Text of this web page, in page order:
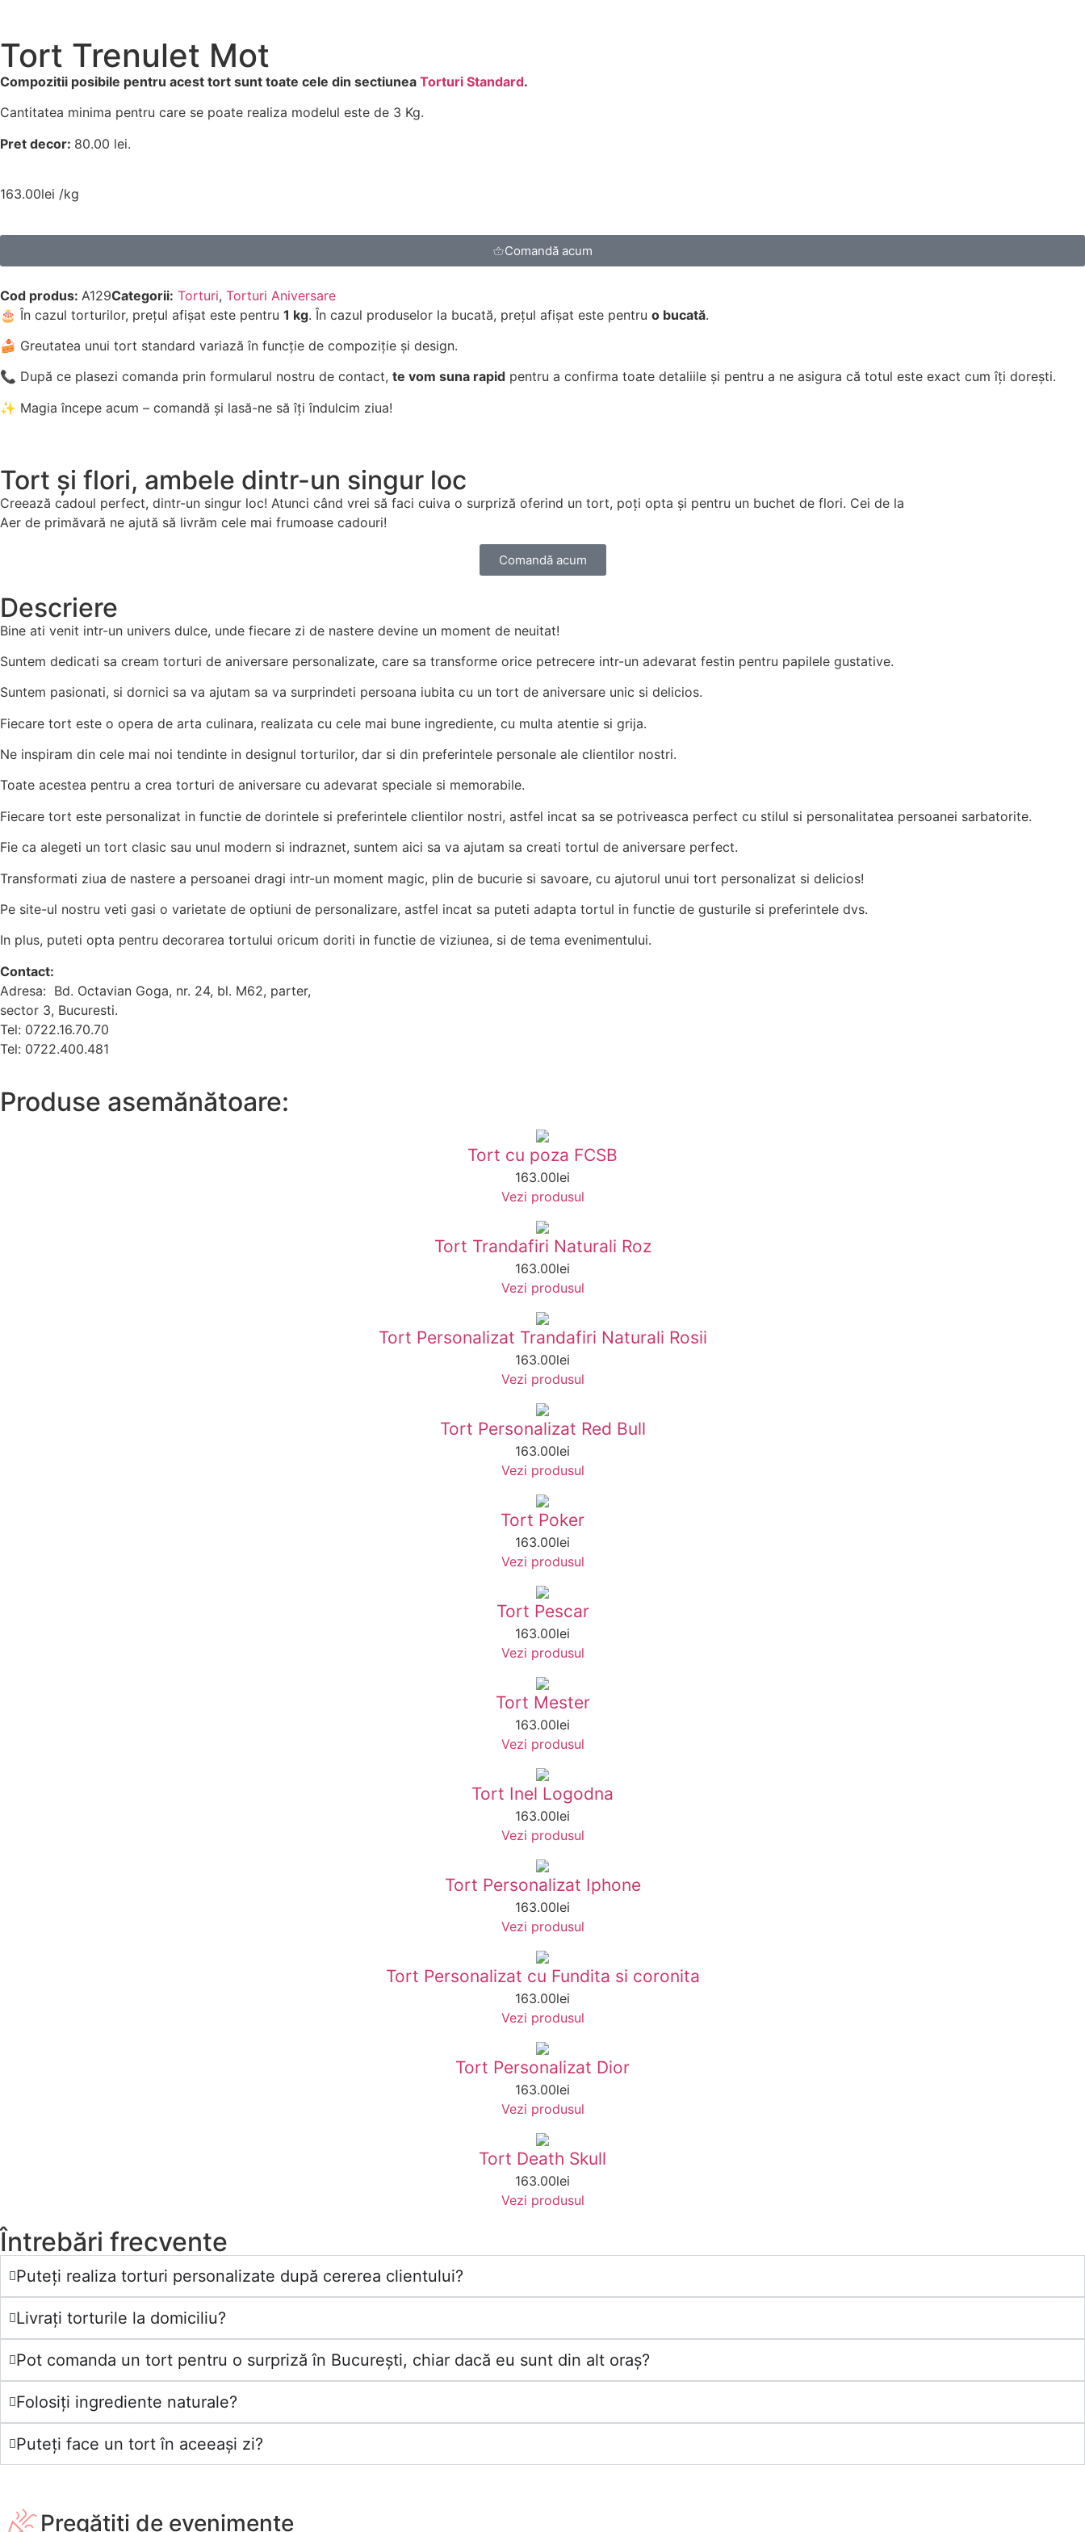
Tort Trenulet Mot
Compozitii posibile pentru acest tort sunt toate cele din sectiunea Torturi Standard.
Cantitatea minima pentru care se poate realiza modelul este de 3 Kg.
Pret decor: 80.00 lei.
163.00lei /kg
Comandă acum
Cod produs: A129Categorii: Torturi, Torturi Aniversare
🎂 În cazul torturilor, prețul afișat este pentru 1 kg. În cazul produselor la bucată, prețul afișat este pentru o bucată.
🍰 Greutatea unui tort standard variază în funcție de compoziție și design.
📞 După ce plasezi comanda prin formularul nostru de contact, te vom suna rapid pentru a confirma toate detaliile și pentru a ne asigura că totul este exact cum îți dorești.
✨ Magia începe acum – comandă și lasă-ne să îți îndulcim ziua!
Tort și flori, ambele dintr-un singur loc
Creează cadoul perfect, dintr-un singur loc! Atunci când vrei să faci cuiva o surpriză oferind un tort, poți opta și pentru un buchet de flori. Cei de la
Aer de primăvară ne ajută să livrăm cele mai frumoase cadouri!
Comandă acum
Descriere
Bine ati venit intr-un univers dulce, unde fiecare zi de nastere devine un moment de neuitat!
Suntem dedicati sa cream torturi de aniversare personalizate, care sa transforme orice petrecere intr-un adevarat festin pentru papilele gustative.
Suntem pasionati, si dornici sa va ajutam sa va surprindeti persoana iubita cu un tort de aniversare unic si delicios.
Fiecare tort este o opera de arta culinara, realizata cu cele mai bune ingrediente, cu multa atentie si grija.
Ne inspiram din cele mai noi tendinte in designul torturilor, dar si din preferintele personale ale clientilor nostri.
Toate acestea pentru a crea torturi de aniversare cu adevarat speciale si memorabile.
Fiecare tort este personalizat in functie de dorintele si preferintele clientilor nostri, astfel incat sa se potriveasca perfect cu stilul si personalitatea persoanei sarbatorite.
Fie ca alegeti un tort clasic sau unul modern si indraznet, suntem aici sa va ajutam sa creati tortul de aniversare perfect.
Transformati ziua de nastere a persoanei dragi intr-un moment magic, plin de bucurie si savoare, cu ajutorul unui tort personalizat si delicios!
Pe site-ul nostru veti gasi o varietate de optiuni de personalizare, astfel incat sa puteti adapta tortul in functie de gusturile si preferintele dvs.
In plus, puteti opta pentru decorarea tortului oricum doriti in functie de viziunea, si de tema evenimentului.
Contact:
Adresa: Bd. Octavian Goga, nr. 24, bl. M62, parter,
sector 3, Bucuresti.
Tel: 0722.16.70.70
Tel: 0722.400.481
Produse asemănătoare:
Tort cu poza FCSB
163.00lei
Vezi produsul
Tort Trandafiri Naturali Roz
163.00lei
Vezi produsul
Tort Personalizat Trandafiri Naturali Rosii
163.00lei
Vezi produsul
Tort Personalizat Red Bull
163.00lei
Vezi produsul
Tort Poker
163.00lei
Vezi produsul
Tort Pescar
163.00lei
Vezi produsul
Tort Mester
163.00lei
Vezi produsul
Tort Inel Logodna
163.00lei
Vezi produsul
Tort Personalizat Iphone
163.00lei
Vezi produsul
Tort Personalizat cu Fundita si coronita
163.00lei
Vezi produsul
Tort Personalizat Dior
163.00lei
Vezi produsul
Tort Death Skull
163.00lei
Vezi produsul
Întrebări frecvente
Puteți realiza torturi personalizate după cererea clientului?
Livrați torturile la domiciliu?
Pot comanda un tort pentru o surpriză în București, chiar dacă eu sunt din alt oraș?
Folosiți ingrediente naturale?
Puteți face un tort în aceeași zi?
Pregătiți de evenimente